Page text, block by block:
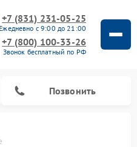
+7 (831) 231-05-25
Ежедневно с 9:00 до 21:00
+7 (800) 100-33-26
Звонок бесплатный по РФ
Позвонить